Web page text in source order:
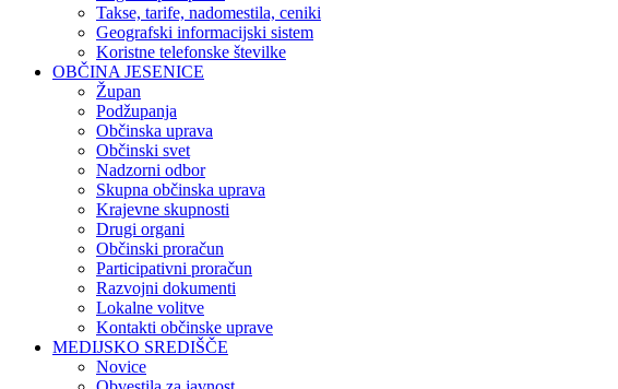
Takse, tarife, nadomestila, ceniki
Geografski informacijski sistem
Koristne telefonske številke
OBČINA JESENICE
Župan
Podžupanja
Občinska uprava
Občinski svet
Nadzorni odbor
Skupna občinska uprava
Krajevne skupnosti
Drugi organi
Občinski proračun
Participativni proračun
Razvojni dokumenti
Lokalne volitve
Kontakti občinske uprave
MEDIJSKO SREDIŠČE
Novice